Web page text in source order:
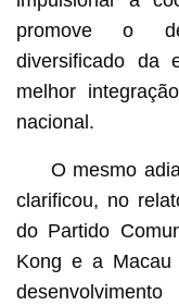
promove o
diversificado da
melhor
nacional.
O mesmo
clarificou, no
do Partido
Kong e a Macau